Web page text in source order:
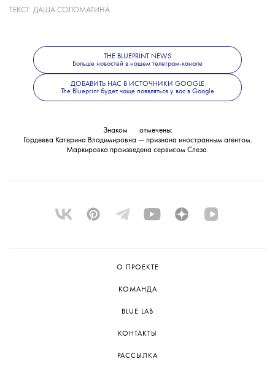
Какие именно материалы стали
не уточнило. В Следственном комитете
также сообщили, что решается вопрос
об объявлении журналистки
в международный розыск.
ТЕКСТ: ДАША СОЛОМАТИНА
THE BLUEPRINT NEWS
Больше новостей в нашем телеграм-канале
ДОБАВИТЬ НАС В ИСТОЧНИКИ GOOGLE
The Blueprint будет чаще появляться у вас в Google
Знаком
отмечены:
Гордеева Катерина Владимировна — признана иностранным агентом.
Маркировка произведена сервисом Слеза.
О ПРОЕКТЕ
КОМАНДА
BLUE LAB
КОНТАКТЫ
РАССЫЛКА